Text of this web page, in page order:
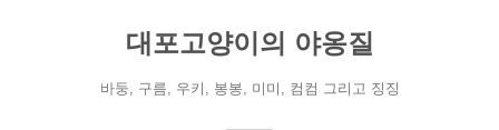
대포고양이의 야옹질
바둥, 구름, 우키, 봉봉, 미미, 컴컴 그리고 징징